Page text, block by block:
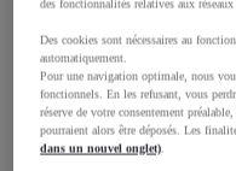
Performances
Vitesse maximale
Accélération 0-100km/h
des fonctionnalités relatives aux réseaux
Des cookies sont nécessaires au
automatiquement.
Pour une navigation optimale, nous
fonctionnels. En les refusant, vous
réserve de votre consentement
pourraient alors être déposés. Les
dans un nouvel onglet)